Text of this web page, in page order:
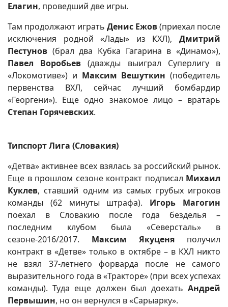
Елагин, проведший две игры.
Там продолжают играть Денис Ежов(приехал после
исключения родной «Лады» из КХЛ), Дмитрий
Пестунов (брал два Кубка Гагарина в «Динамо»),
Павел Воробьев (дважды выиграл Суперлигу в
«Локомотиве») и Максим Вешуткин (победитель
первенства ВХЛ, сейчас лучший бомбардир
«Георгени»). Еще одно знакомое лицо – вратарь
Степан Горячевских.
Типспорт Лига (Словакия)
«Детва» активнее всех взялась за российский рынок.
Еще в прошлом сезоне контракт подписал Михаил
Куклев, ставший одним из самых грубых игроков
команды (62 минуты штрафа). Игорь Магогин
поехал в Словакию после года безделья –
последним клубом была «Северсталь» в
сезоне-2016/2017. Максим Якуценя получил
контракт в «Детве» только в октябре – в КХЛ никто
не взял 37-летнего форварда после не самого
выразительного года в «Тракторе» (при всех успехах
команды). Туда еще должен был доехать Андрей
Первышин, но он вернулся в «Сарыарку».